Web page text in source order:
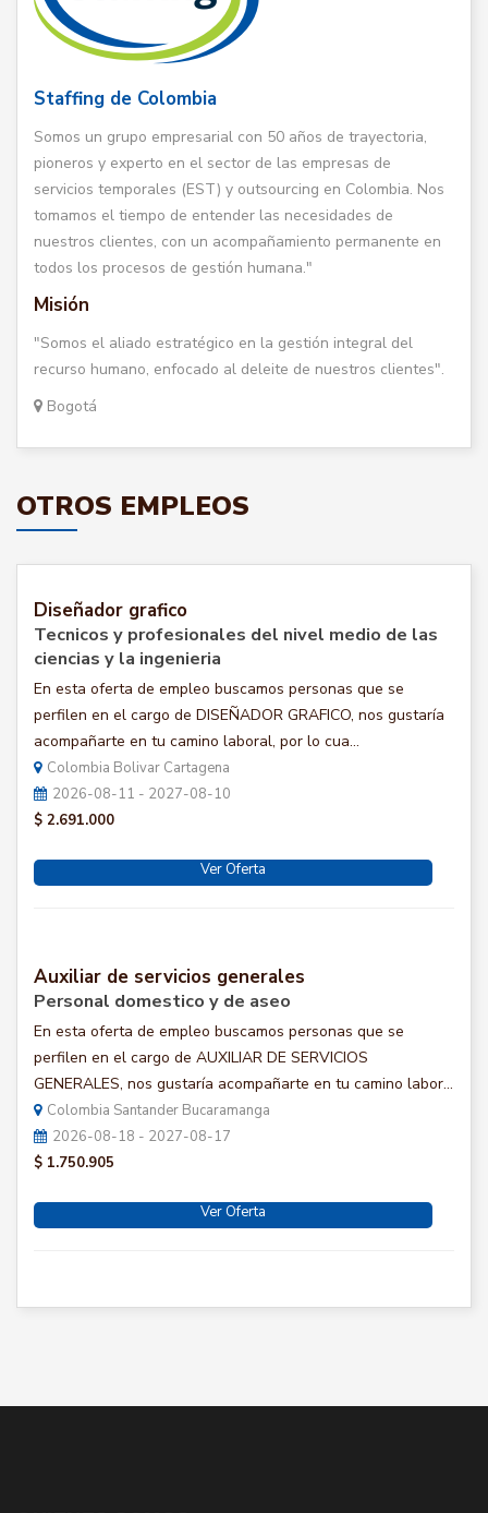
Staffing de Colombia
Somos un grupo empresarial con 50 años de trayectoria,
pioneros y experto en el sector de las empresas de
servicios temporales (EST) y outsourcing en Colombia. Nos
tomamos el tiempo de entender las necesidades de
nuestros clientes, con un acompañamiento permanente en
todos los procesos de gestión humana."
Misión
"Somos el aliado estratégico en la gestión integral del
recurso humano, enfocado al deleite de nuestros clientes".
Bogotá
OTROS EMPLEOS
Diseñador grafico
Tecnicos y profesionales del nivel medio de las
ciencias y la ingenieria
En esta oferta de empleo buscamos personas que se
perfilen en el cargo de DISEÑADOR GRAFICO, nos gustaría
acompañarte en tu camino laboral, por lo cua...
Colombia Bolivar Cartagena
2026-08-11 - 2027-08-10
$ 2.691.000
Ver Oferta
Auxiliar de servicios generales
Personal domestico y de aseo
En esta oferta de empleo buscamos personas que se
perfilen en el cargo de AUXILIAR DE SERVICIOS
GENERALES, nos gustaría acompañarte en tu camino labor...
Colombia Santander Bucaramanga
2026-08-18 - 2027-08-17
$ 1.750.905
Ver Oferta